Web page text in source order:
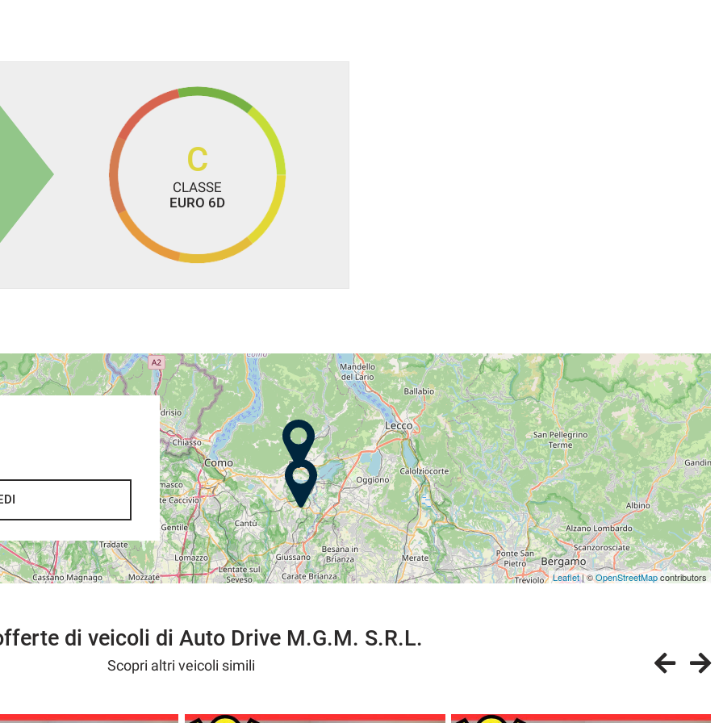
per non perdere l’opportunità)
del passaggio di proprietà varia in base a potenza del
intendono altresì esclusi i costi di gestione dell'usato pari
somma di € 200,
immediata nel caso contrario .
senza pensieri
C
CLASSE
EURO 6D
Leaflet| ©OpenStreetMapcontributors
di veicoli di Auto Drive M.G.M. S.R.L.
Scopri altri veicoli simili